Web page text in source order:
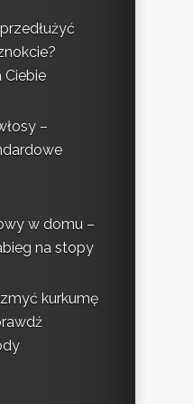
Ciebie
–
w domu –
na stopy
kurkumę